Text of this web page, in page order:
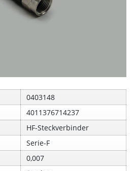
0403148
4011376714237
HF-Steckverbinder
Serie-F
0,007